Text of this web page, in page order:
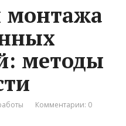
монтажа
методы
Комментарии: 0